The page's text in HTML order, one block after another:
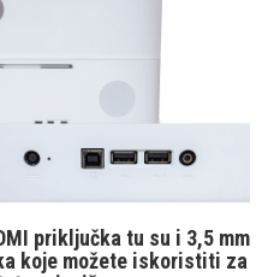
priključka tu su i 3,5 mm
koje možete iskoristiti za